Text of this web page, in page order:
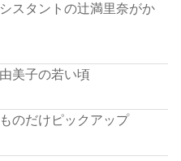
スタントの辻満里奈がか
美子の若い頃
のだけピックアップ